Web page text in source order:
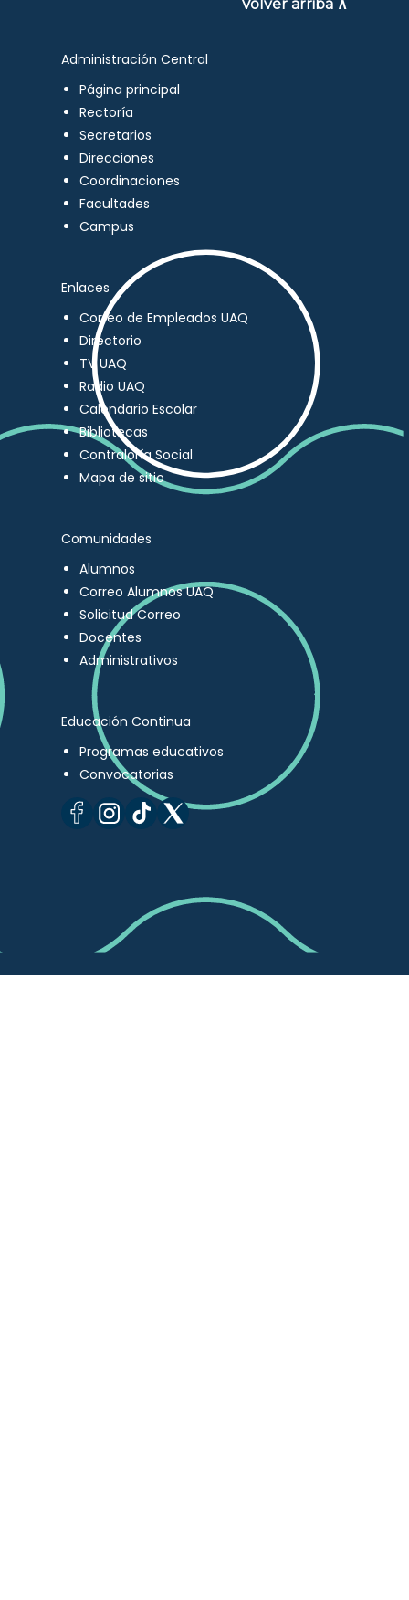
Volver arriba ∧
Administración Central
Página principal
Rectoría
Secretarios
Direcciones
Coordinaciones
Facultades
Campus
Enlaces
Correo de Empleados UAQ
Directorio
TV UAQ
Radio UAQ
Calendario Escolar
Bibliotecas
Contraloría Social
Mapa de sitio
Comunidades
Alumnos
Correo Alumnos UAQ
Solicitud Correo
Docentes
Administrativos
Educación Continua
Programas educativos
Convocatorias